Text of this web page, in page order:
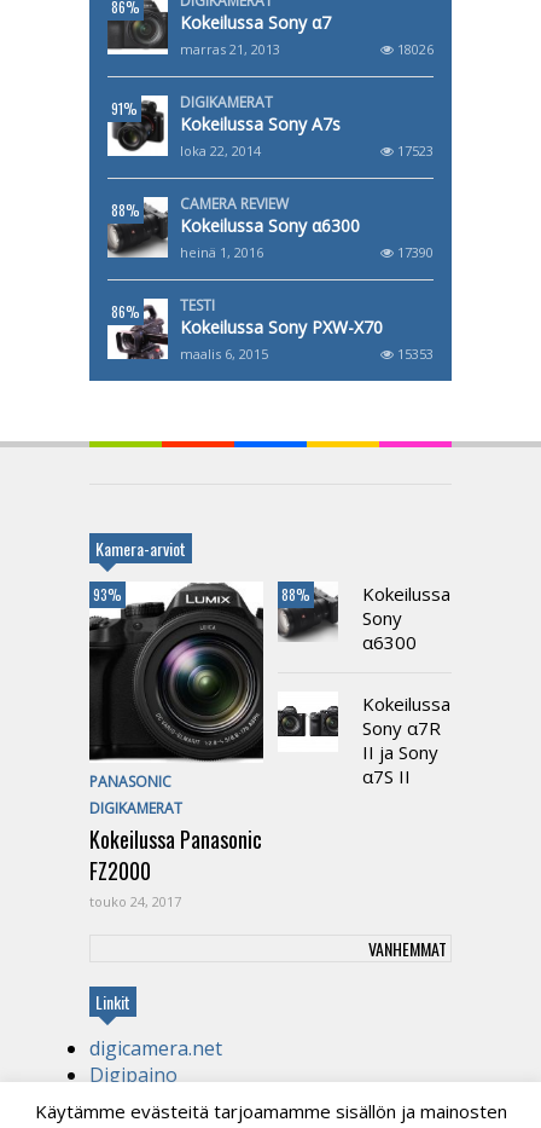
86%
Kokeilussa Sony α7
marras 21, 2013 18026
91% DIGIKAMERAT
Kokeilussa Sony A7s
loka 22, 2014 17523
88% CAMERA REVIEW
Kokeilussa Sony α6300
heinä 1, 2016 17390
86% TESTI
Kokeilussa Sony PXW-X70
maalis 6, 2015 15353
Kamera-arviot
93%
PANASONIC
DIGIKAMERAT
Kokeilussa Panasonic
FZ2000
touko 24, 2017
88%
Kokeilussa
Sony
α6300
Kokeilussa
Sony α7R
II ja Sony
α7S II
VANHEMMAT
Linkit
digicamera.net
Digipaino
Kirjapaino
Käytämme evästeitä tarjoamamme sisällön ja mainosten